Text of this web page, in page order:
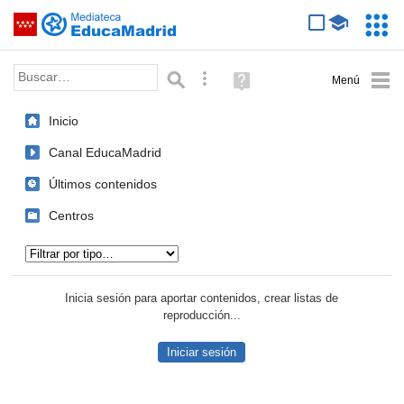
Saltar navegación
Palabra o frase: Búsqueda avanzada
Ayuda
(en
Inicio
Canal EducaMadrid
Últimos contenidos
Centros
Inicia sesión para aportar contenidos, crear listas de
reproducción...
Iniciar sesión